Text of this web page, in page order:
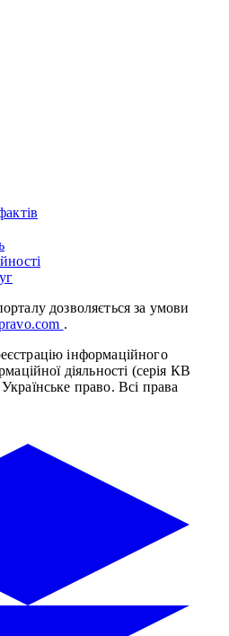
дозволяється за умови
.
інформаційного
діяльності (серія КВ
право. Всі права